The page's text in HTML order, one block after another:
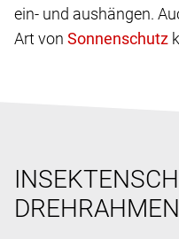
ein- und aushängen.
Art von
DREHRAHMEN